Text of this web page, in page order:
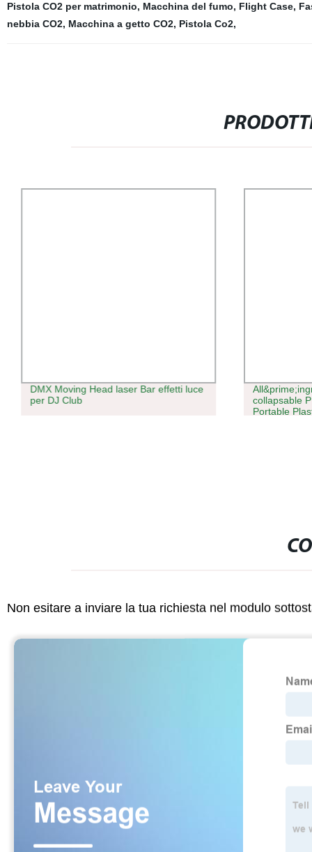
Pistola CO2 per matrimonio, Macchina del fumo, Flight Case,
nebbia CO2, Macchina a getto CO2, Pistola Co2,
DMX Moving Head laser Bar effetti luce
per DJ Club
collapsable
Portable
Non esitare a inviare la tua richiesta nel modulo